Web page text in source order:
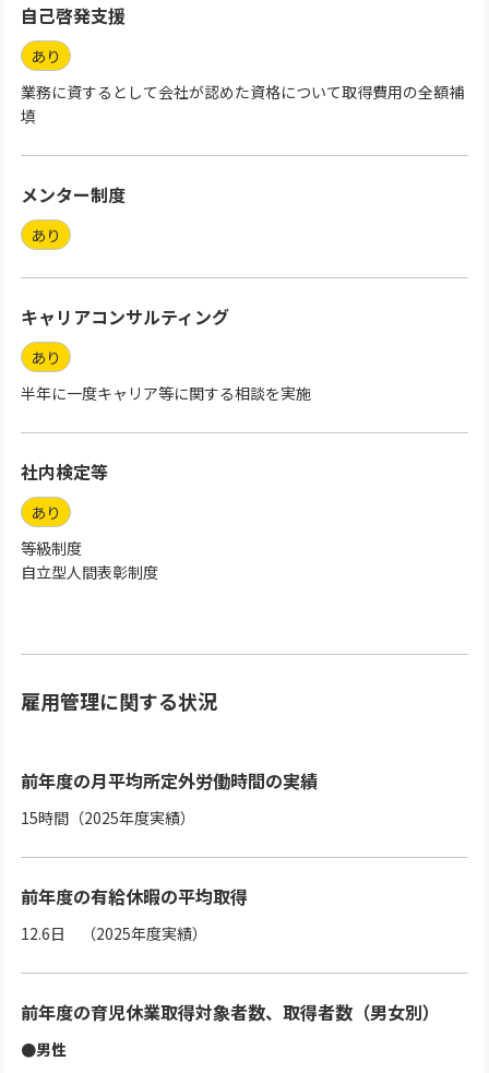
自己啓発支援
あり
業務に資するとして会社が認めた資格について取得費用の全額補
填
メンター制度
あり
キャリアコンサルティング
あり
半年に一度キャリア等に関する相談を実施
社内検定等
あり
等級制度
自立型人間表彰制度
雇用管理に関する状況
前年度の月平均所定外労働時間の実績
15時間（2025年度実績）
前年度の有給休暇の平均取得
12.6日 （2025年度実績）
前年度の育児休業取得対象者数、取得者数（男女別）
●男性